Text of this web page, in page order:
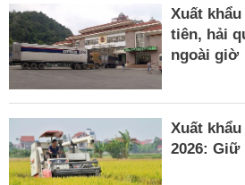
Xuất
tiên, hải
ngoài giờ
Xuất
2026: